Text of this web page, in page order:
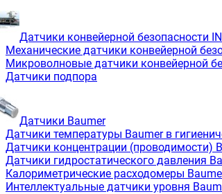
Датчики конвейерной безопасности
Механические датчики конвейерной
Микроволновые датчики конвейерной
Датчики подпора
Датчики Baumer
Датчики температуры Baumer в
Датчики концентрации (проводимости)
Датчики гидростатического давления
Калориметрические расходомеры
Интеллектуальные датчики уровня